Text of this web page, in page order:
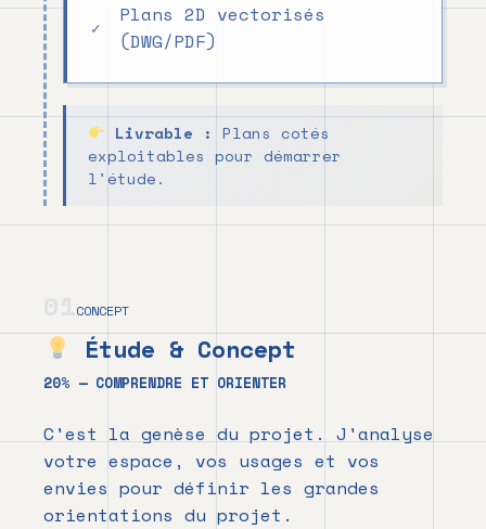
Plans 2D vectorisés
(DWG/PDF)
Livrable : Plans cotés
exploitables pour démarrer
l'étude.
CONCEPT
Étude & Concept
20% — COMPRENDRE ET ORIENTER
C'est la genèse du projet. J'analyse
votre espace, vos usages et vos
envies pour définir les grandes
orientations du projet.